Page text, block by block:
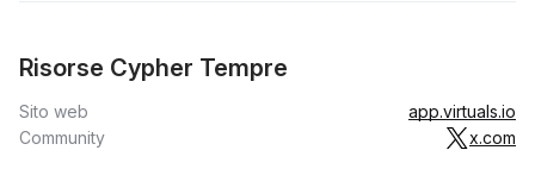
Risorse Cypher Tempre
Sito web
app.virtuals.io
Community
x.com